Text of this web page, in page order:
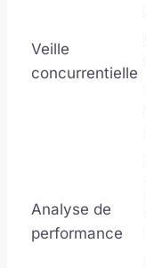
Veille
concurrentielle
Analyse de
performance